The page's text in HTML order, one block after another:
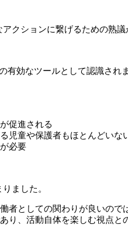
クションに繋げるための熟議
効なツールとして認識されま
促進される
児童や保護者もほとんどいな
必要
ました。
者としての関わりが良いので
り、活動自体を楽しむ視点と